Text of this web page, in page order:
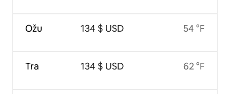
Ožu
Tra
134 $ USD
134 $ USD
54 °F
62 °F